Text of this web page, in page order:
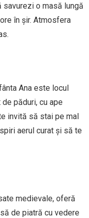
o masă lungă
în șir. Atmosfera
Ana este locul
păduri, cu ape
invită să stai pe mal
aerul curat și să te
medievale, oferă
de piatră cu vedere